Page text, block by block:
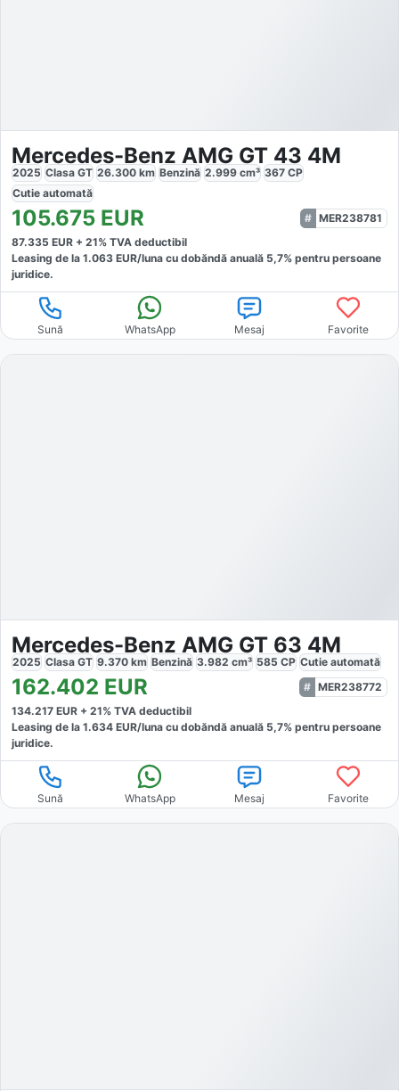
Mercedes-Benz AMG GT 43 4M
2025 Clasa GT 26.300 km Benzină 2.999 cm³ 367 CP
Cutie automată
105.675 EUR
MER238781
87.335 EUR + 21% TVA deductibil
Leasing de la 1.063 EUR/luna cu dobăndă anuală 5,7% pentru persoane
juridice.
Sună WhatsApp Mesaj Favorite
Mercedes-Benz AMG GT 63 4M
2025 Clasa GT 9.370 km Benzină 3.982 cm³ 585 CP Cutie automată
162.402 EUR
MER238772
134.217 EUR + 21% TVA deductibil
Leasing de la 1.634 EUR/luna cu dobăndă anuală 5,7% pentru persoane
juridice.
Sună WhatsApp Mesaj Favorite